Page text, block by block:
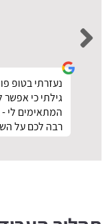
נעזרתי בטופ
גילתי כי אפשר
המתאימים לי
רבה לכם על